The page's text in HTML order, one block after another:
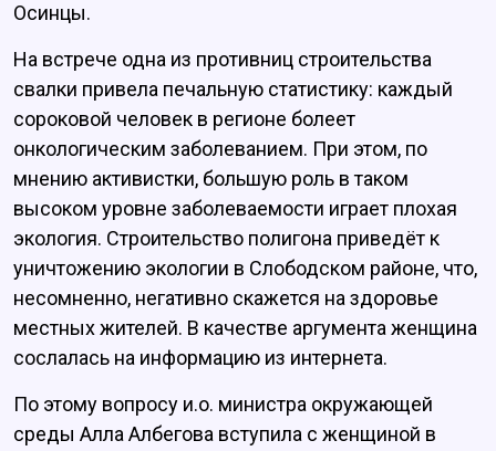
Осинцы.
На встрече одна из противниц строительства
свалки привела печальную статистику: каждый
сороковой человек в регионе болеет
онкологическим заболеванием. При этом, по
мнению активистки, большую роль в таком
высоком уровне заболеваемости играет плохая
экология. Строительство полигона приведёт к
уничтожению экологии в Слободском районе, что,
несомненно, негативно скажется на здоровье
местных жителей. В качестве аргумента женщина
сослалась на информацию из интернета.
По этому вопросу и.о. министра окружающей
среды Алла Албегова вступила с женщиной в